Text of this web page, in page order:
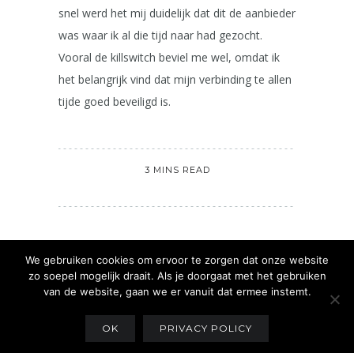
snel werd het mij duidelijk dat dit de aanbieder
was waar ik al die tijd naar had gezocht.
Vooral de killswitch beviel me wel, omdat ik
het belangrijk vind dat mijn verbinding te allen
tijde goed beveiligd is.
3 MINS READ
PREVIOUS POST NEXT POST
We gebruiken cookies om ervoor te zorgen dat onze website
zo soepel mogelijk draait. Als je doorgaat met het gebruiken
van de website, gaan we er vanuit dat ermee instemt.
OK PRIVACY POLICY